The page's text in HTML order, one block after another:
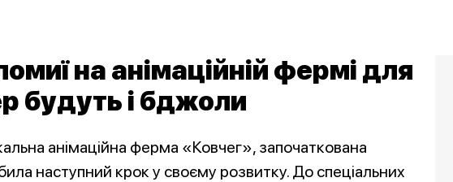
на анімаційній фермі для
будуть і бджоли
анімаційна ферма «Ковчег», започаткована
наступний крок у своєму розвитку. До спеціальних